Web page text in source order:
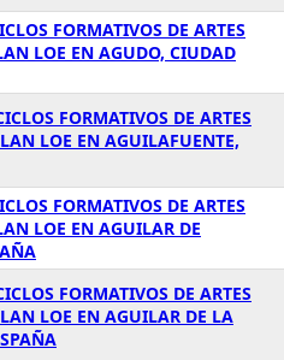
FORMATIVOS DE ARTES
LOE EN AGUDO, CIUDAD
FORMATIVOS DE ARTES
LOE EN AGUILAFUENTE,
FORMATIVOS DE ARTES
LOE EN AGUILAR DE
FORMATIVOS DE ARTES
LOE EN AGUILAR DE LA